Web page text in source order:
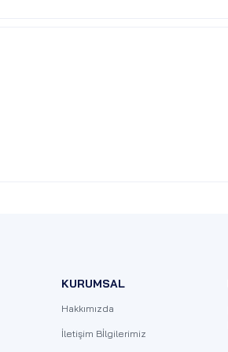
KURUMSAL
Hakkımızda
İletişim Bİlgilerimiz